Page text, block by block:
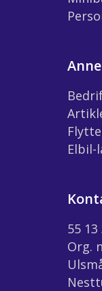
Elbil-
55 13
Org.